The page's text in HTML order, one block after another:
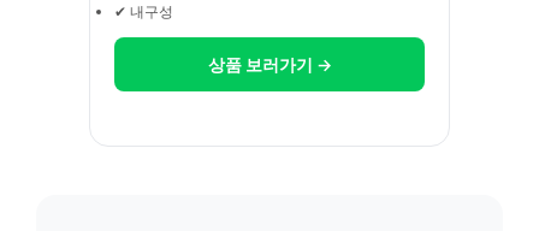
✔ 내구성
상품 보러가기 →